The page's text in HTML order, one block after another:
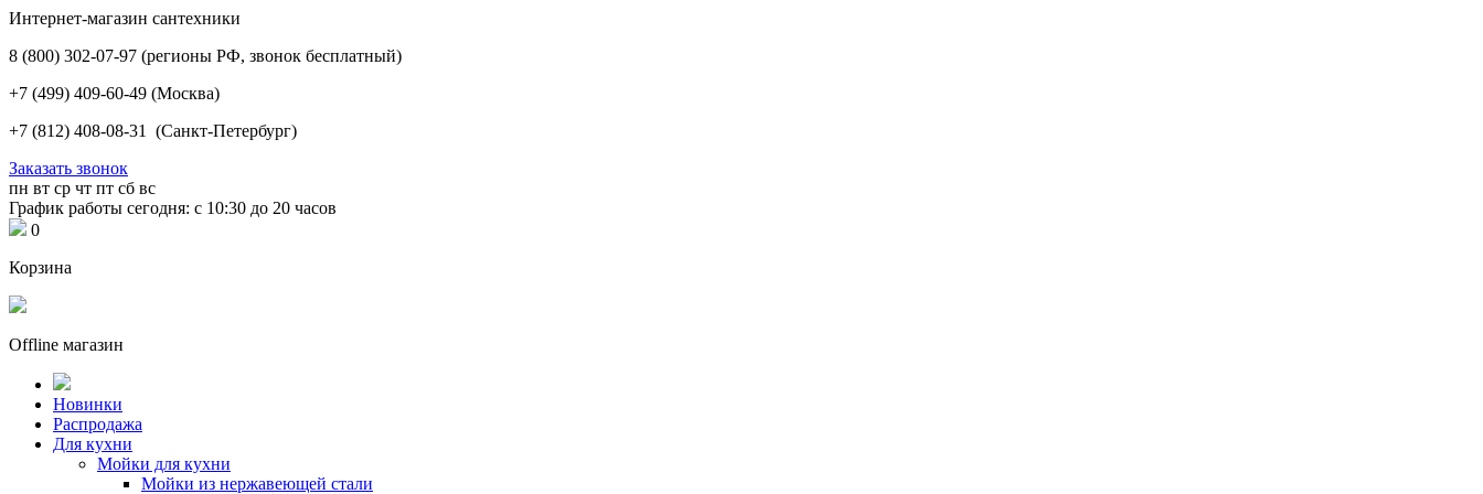
Интернет-магазин сантехники
8 (800) 302-07-97 (регионы РФ, звонок бесплатный)
+7 (499) 409-60-49 (Москва)
+7 (812) 408-08-31 (Санкт-Петербург)
Заказать звонок
пн вт ср чт пт сб вс
График работы сегодня: с 10:30 до 20 часов
0
Корзина
Offline магазин
Новинки
Распродажа
Для кухни
Мойки для кухни
Мойки из нержавеющей стали